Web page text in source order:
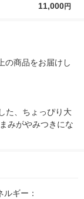
ゆで時間
5ｇ 資生堂
11,000円
の商品をお届けし
た、ちょっぴり大
みがやみつきにな
ルギー：